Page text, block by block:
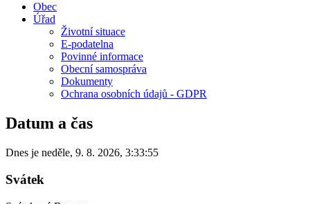
Obec
Úřad
Životní situace
E-podatelna
Povinné informace
Obecní samospráva
Dokumenty
Ochrana osobních údajů - GDPR
Datum a čas
Dnes je neděle, 9. 8. 2026, 3:33:55
Svátek